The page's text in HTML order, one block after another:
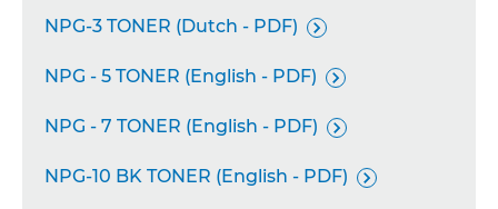
NPG-3 TONER (Dutch - PDF) 
NPG - 5 TONER (English - PDF) 
NPG - 7 TONER (English - PDF) 
NPG-10 BK TONER (English - PDF) 